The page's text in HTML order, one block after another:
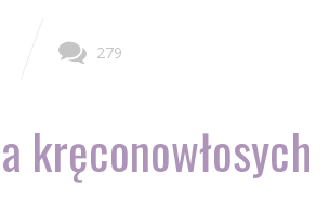
279
kręconowłosych